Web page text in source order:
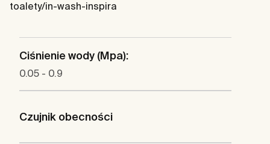
toalety/in-wash-inspira
Ciśnienie wody (Mpa):
0.05 - 0.9
Czujnik obecności